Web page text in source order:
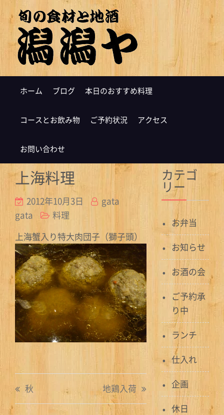
ホーム ブログ 本日のおすすめ料理
コースとお飲み物 ご予約状況 アクセス
お問い合わせ
上海料理
2012年10月3日
gata
gata
料理
上海蟹入り特大肉団子（獅子頭）
投
稿
秋 地鶏入荷
カテゴ
リー
お弁当
お知らせ
お酒の会
ご予約承
り中
ランチ
仕入れ
企画
休日